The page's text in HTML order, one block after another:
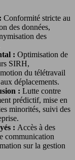
Conformité stricte au
des données,
des
: Optimisation de
SIRH,
du télétravail
déplacements.
: Lutte contre
prédictif, mise en
minorités, suivi des
: Accès à des
communication
sur la gestion